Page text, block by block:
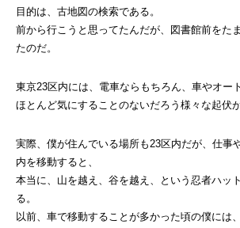
目的は、古地図の検索である。
前から行こうと思ってたんだが、図書館前をた
たのだ。
東京23区内には、電車ならもちろん、車やオー
ほとんど気にすることのないだろう様々な起伏
実際、僕が住んでいる場所も23区内だが、仕事
内を移動すると、
本当に、山を越え、谷を越え、という忍者ハッ
る。
以前、車で移動することが多かった頃の僕には